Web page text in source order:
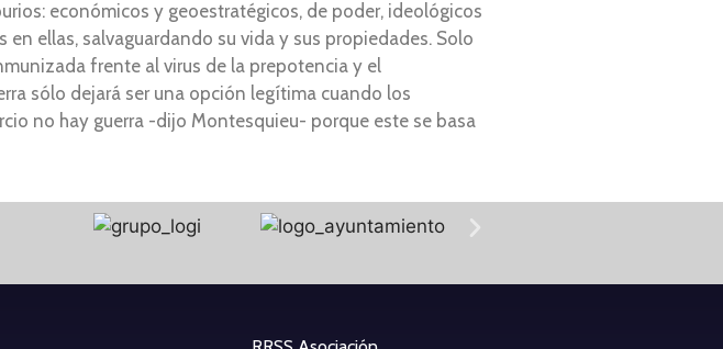
económicos y geoestratégicos, de poder, ideológicos
ellas, salvaguardando su vida y sus propiedades. Solo
frente al virus de la prepotencia y el
sólo dejará ser una opción legítima cuando los
no hay guerra -dijo Montesquieu- porque este se basa